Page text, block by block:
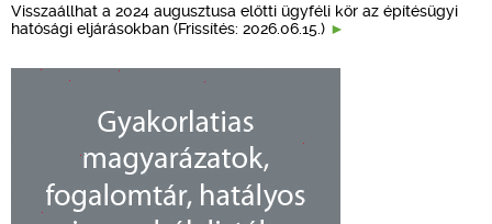
Visszaállhat a 2024 augusztusa előtti ügyféli kör az építésügyi
hatósági eljárásokban (Frissítés: 2026.06.15.)